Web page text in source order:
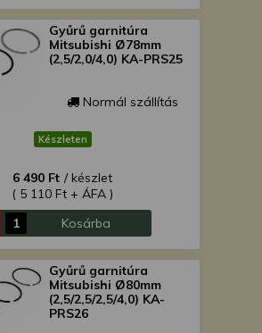
Gyűrű garnitúra
Mitsubishi Ø78mm
(2,5/2,0/4,0) KA-PRS25
Normál szállítás
Készleten
6 490 Ft / készlet
( 5 110 Ft + ÁFA )
Kosárba
Gyűrű garnitúra
Mitsubishi Ø80mm
(2,5/2,5/2,5/4,0) KA-
PRS26